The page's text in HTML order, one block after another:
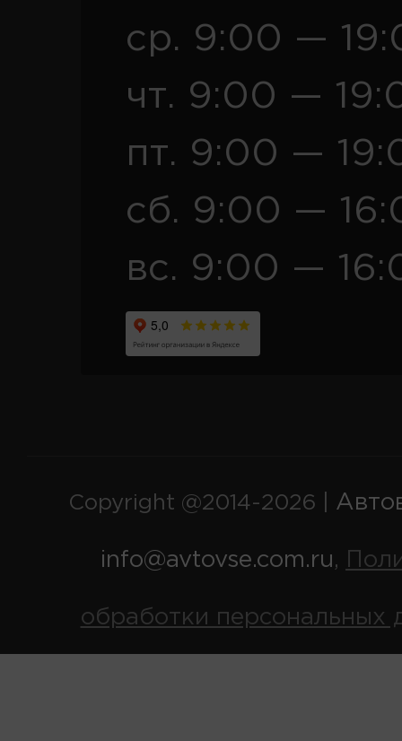
ср. 9:00 —
чт. 9:00 —
пт. 9:00 —
сб. 9:00 —
вс. 9:00 —
Copyright @2014-2026 |
info@avtovse.com.ru,
обработки персональных